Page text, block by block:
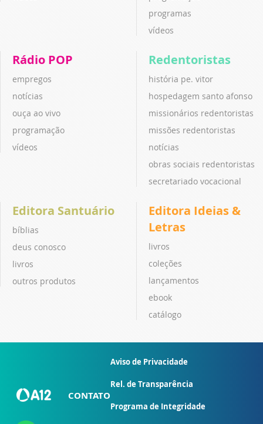
programas
vídeos
Rádio POP
empregos
notícias
ouça ao vivo
programação
vídeos
Redentoristas
história pe. vitor
hospedagem santo afonso
missionários redentoristas
missões redentoristas
notícias
obras sociais redentoristas
secretariado vocacional
Editora Santuário
bíblias
deus conosco
livros
outros produtos
Editora Ideias &
Letras
livros
coleções
lançamentos
ebook
catálogo
CONTATO
Aviso de Privacidade
Rel. de Transparência
Programa de Integridade